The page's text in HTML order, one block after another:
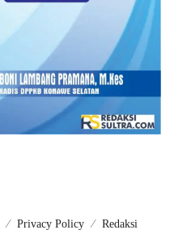
Privacy Policy Redaksi